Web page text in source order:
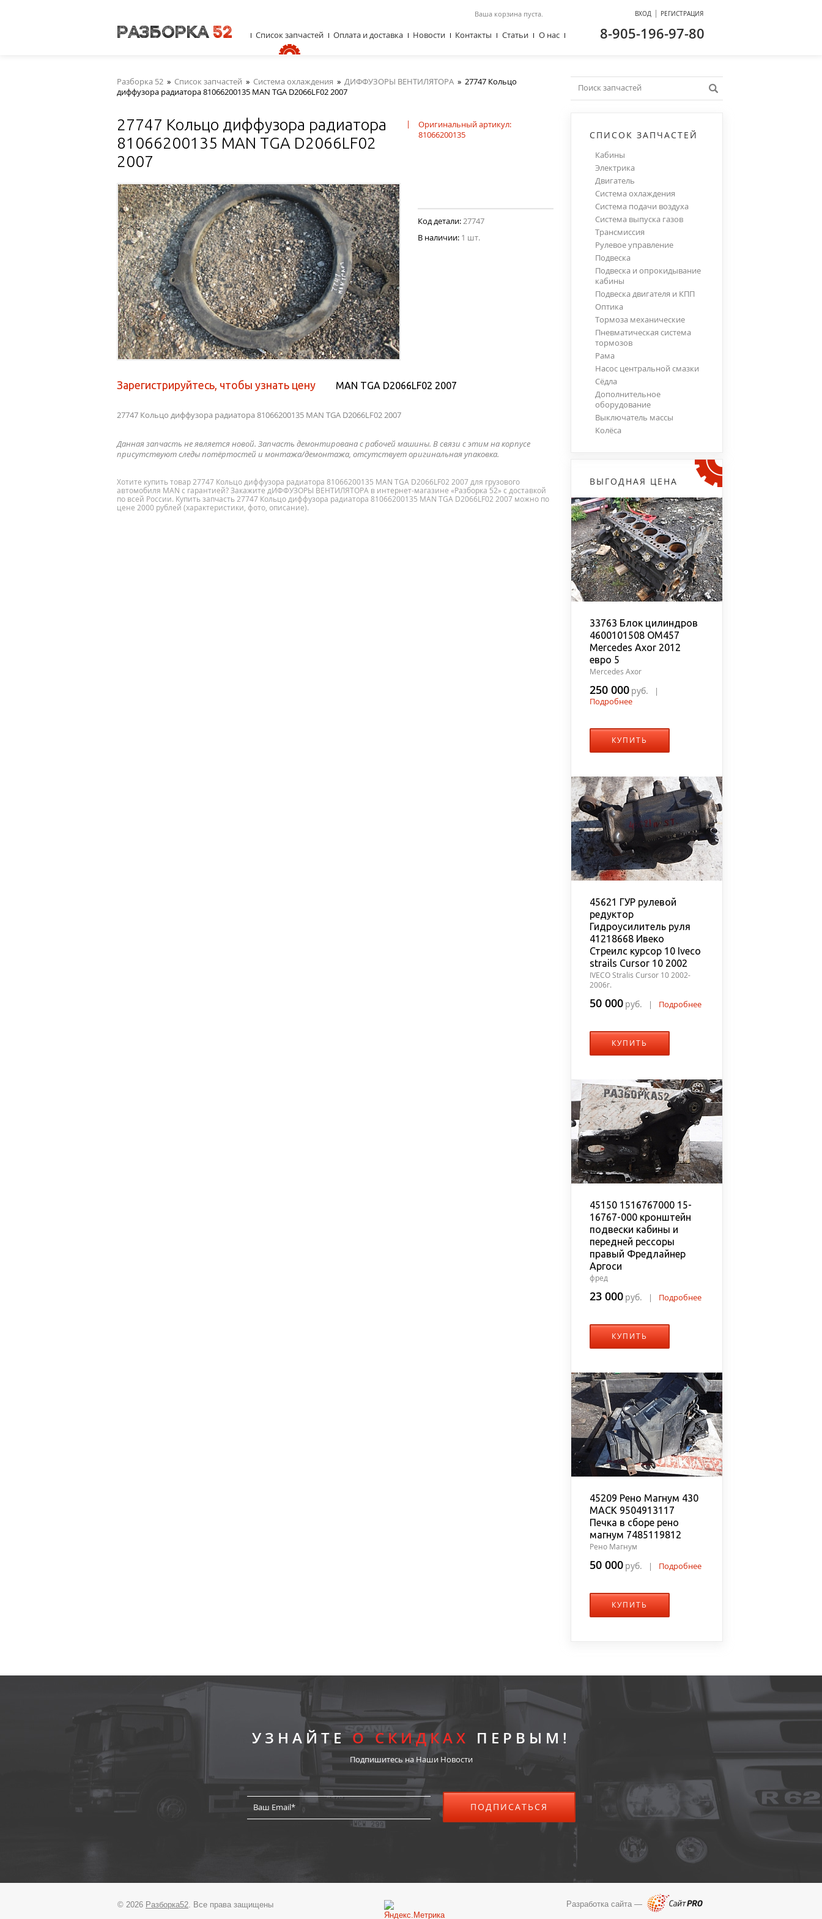
Разборка 52 » Список запчастей » Система охлаждения » ДИФФУЗОРЫ ВЕНТИЛЯТОРА » 27747 Кольцо
диффузора радиатора 81066200135 MAN TGA D2066LF02 2007
27747 Кольцо диффузора радиатора
81066200135 MAN TGA D2066LF02
2007
|
Оригинальный артикул:
81066200135
Код детали:27747
В наличии: 1 шт.
Зарегистрируйтесь, чтобы узнать цену MAN TGA D2066LF02 2007
27747 Кольцо диффузора радиатора 81066200135 MAN TGA D2066LF02 2007
Данная запчасть не является новой. Запчасть демонтирована с рабочей машины. В связи с этим на корпусе
присутствуют следы потёртостей и монтажа/демонтажа, отсутствует оригинальная упаковка.
Хотите купить товар 27747 Кольцо диффузора радиатора 81066200135 MAN TGA D2066LF02 2007 для грузового
автомобиля MAN с гарантией? Закажите дИФФУЗОРЫ ВЕНТИЛЯТОРА в интернет-магазине «Разборка 52» с доставкой
по всей России. Купить запчасть 27747 Кольцо диффузора радиатора 81066200135 MAN TGA D2066LF02 2007 можно по
цене 2000 рублей (характеристики, фото, описание).
СПИСОК ЗАПЧАСТЕЙ
Кабины
Электрика
Двигатель
Система охлаждения
Система подачи воздуха
Система выпуска газов
Трансмиссия
Рулевое управление
Подвеска
Подвеска и опрокидывание
кабины
Подвеска двигателя и КПП
Оптика
Тормоза механические
Пневматическая система
тормозов
Рама
Насос центральной смазки
Сёдла
Дополнительное
оборудование
Выключатель массы
Колёса
ВЫГОДНАЯ ЦЕНА
33763 Блок цилиндров
4600101508 OM457
Mercedes Axor 2012
евро 5
Mercedes Axor
250 000 руб.
|
Подробнее
КУПИТЬ
45621 ГУР рулевой
редуктор
Гидроусилитель руля
41218668 Ивеко
Стреилс курсор 10 Iveco
strails Cursor 10 2002
IVECO Stralis Cursor 10 2002-
2006г.
50 000 руб. | Подробнее
КУПИТЬ
45150 1516767000 15-
16767-000 кронштейн
подвески кабины и
передней рессоры
правый Фредлайнер
Аргоси
фред
23 000 руб. | Подробнее
КУПИТЬ
45209 Рено Магнум 430
MACK 9504913117
Печка в сборе рено
магнум 7485119812
Рено Магнум
50 000 руб. | Подробнее
КУПИТЬ
УЗНАЙТЕО СКИДКАХ ПЕРВЫМ!
Подпишитесь на Наши Новости
ПОДПИСАТЬСЯ
© 2026 Разборка52. Все права защищены Разработка сайта —
Ваша корзина пуста. ВХОД | РЕГИСТРАЦИЯ
8-905-196-97-80
Список запчастей Оплата и доставка Новости Контакты Статьи О нас